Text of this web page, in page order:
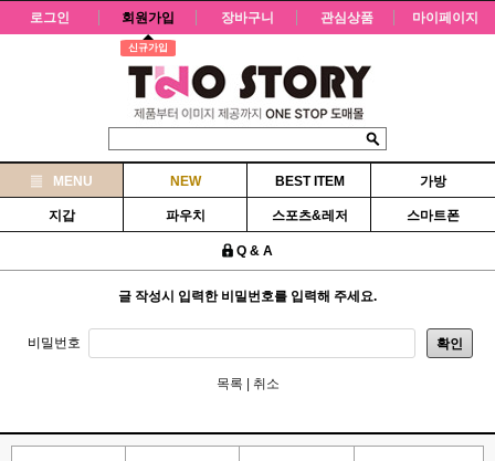
로그인 회원가입
신규가입
장바구니 관심상품 마이페이지
MENU NEW BEST ITEM 가방
지갑 파우치 스포츠&레저 스마트폰
Q & A
글 작성시 입력한 비밀번호를 입력해 주세요.
비밀번호 확인
목록 취소